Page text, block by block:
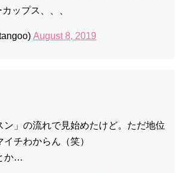
ップス、、、
August 8, 2019
ン」の流れで見始めたけど。ただ地位
チわからん（笑）
か…